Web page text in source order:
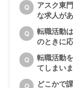
Q
アスク東
な求人が
Q
転職活動
のときに
Q
転職活動
てしまい
Q どこかで